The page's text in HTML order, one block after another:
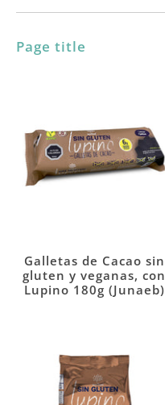
Page title
Galletas de Cacao sin
gluten y veganas, con
Lupino 180g (Junaeb)